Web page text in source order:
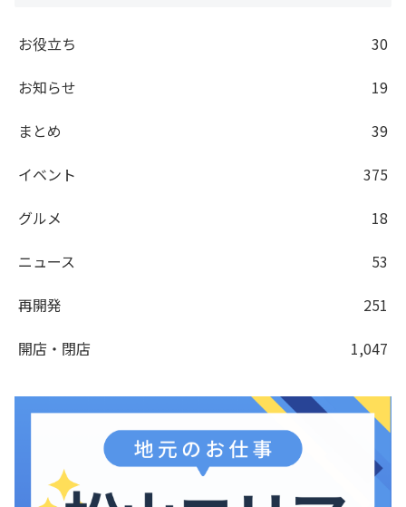
お役立ち
30
お知らせ
19
まとめ
39
イベント
375
グルメ
18
ニュース
53
再開発
251
開店・閉店
1,047